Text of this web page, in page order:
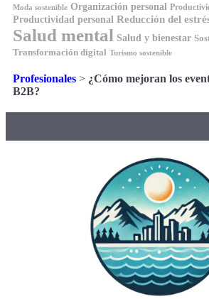
Moda sostenible Organización personal
Productividad personal Reducción del
Salud mental Salud y bienestar
Transformación digital
Turismo sostenible
Profesionales > ¿Cómo mejoran los
B2B?